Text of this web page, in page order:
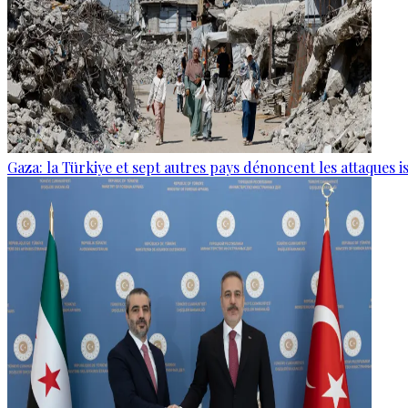
Gaza: la Türkiye et sept autres pays dénoncent les attaques